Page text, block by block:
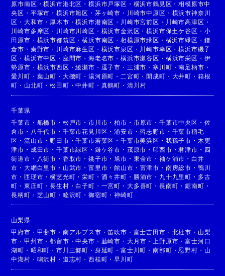
原市南区 ・横浜市港北区 ・横浜市戸塚区 ・ 横浜市鶴見区 ・相模原市中
央区 ・ 平塚市 ・横浜市旭区 ・ 茅ヶ崎市 ・ 川崎市中原区 ・ 横浜市神奈川
区 ・大和市 ・ 厚木市 ・横浜市港南区 ・ 川崎市宮前区 ・ 川崎市高津区 ・
川崎市多摩区 ・ 川崎市川崎区 ・ 横浜市金沢区 ・横浜市保土ケ谷区 ・ 小
田原市 ・ 横浜市都筑区 ・横浜市南区 ・相模原市緑区 ・ 横浜市緑区 ・ 鎌
倉市 ・ 秦野市 ・ 川崎市麻生区 ・ 横浜市泉区 ・ 川崎市幸区 ・横浜市磯子
区 ・横浜市中区 ・ 座間市 ・海老名市 ・横浜市瀬谷区 ・ 横浜市栄区 ・ 伊
勢原市 ・ 横浜市西区 ・綾瀬市 ・ 逗子市 ・ 三浦市 ・寒川町 ・南足柄市 ・
愛川町 ・ 葉山町 ・ 大磯町 ・湯河原町 ・二宮町 ・ 開成町 ・ 大井町 ・ 箱根
町 ・ 山北町 ・松田町 ・中井町 ・ 真鶴町 ・ 清川村
千葉県
千葉市 ・ 船橋市 ・ 松戸市 ・市川市 ・柏市 ・ 市原市 ・ 千葉市中央区 ・ 佐
倉市 ・ 八千代市 ・ 千葉市花見川区 ・浦安市 ・習志野市 ・ 千葉市稲毛
区 ・流山市 ・野田市 ・千葉市若葉区 ・千葉市美浜区 ・ 我孫子市 ・ 木更
津市 ・ 成田市 ・千葉市緑区 ・ 鎌ケ谷市 ・ 茂原市 ・印西市 ・君津市 ・ 四
街道市 ・ 八街市 ・ 香取市 ・銚子市 ・旭市 ・ 東金市 ・ 袖ケ浦市 ・ 白井
市 ・大網白里市 ・ 山武市 ・富里市 ・館山市 ・ 富津市 ・ 南房総市 ・ 鴨川
市 ・ 匝瑳市 ・横芝光町 ・栄町 ・ 酒々井町 ・ 勝浦市 ・ 九十九里町 ・ 多古
町 ・東庄町 ・長生村 ・白子町 ・ 一宮町 ・ 大多喜町 ・ 長南町 ・鋸南町 ・
長柄町 ・ 芝山町 ・ 睦沢町 ・御宿町 ・神崎町
山梨県
甲府市 ・ 甲斐市 ・ 南アルプス市 ・笛吹市 ・ 富士吉田市 ・ 北杜市 ・ 山梨
市 ・甲州市 ・都留市 ・中央市 ・ 韮崎市 ・ 大月市 ・上野原市 ・富士河口
湖町 ・ 昭和町 ・市川三郷町 ・ 身延町 ・富士川町 ・南部町 ・忍野村 ・ 山
中湖村 ・ 鳴沢村 ・ 道志村 ・西桂町 ・早川町